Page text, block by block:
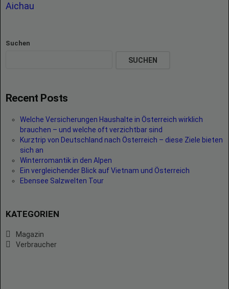
Aichau
Suchen
SUCHEN
Recent Posts
Welche Versicherungen Haushalte in Österreich wirklich
brauchen – und welche oft verzichtbar sind
Kurztrip von Deutschland nach Österreich – diese Ziele bieten
sich an
Winterromantik in den Alpen
Ein vergleichender Blick auf Vietnam und Österreich
Ebensee Salzwelten Tour
KATEGORIEN
Magazin
Verbraucher